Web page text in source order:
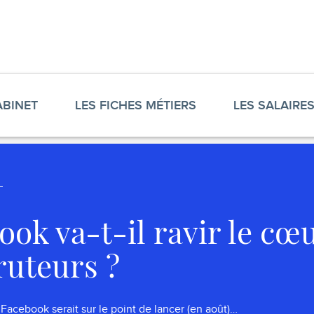
LES FICHES MÉTIERS LES SALAIRES
va-t-il ravir le
?
serait sur le point de lancer (en août)…